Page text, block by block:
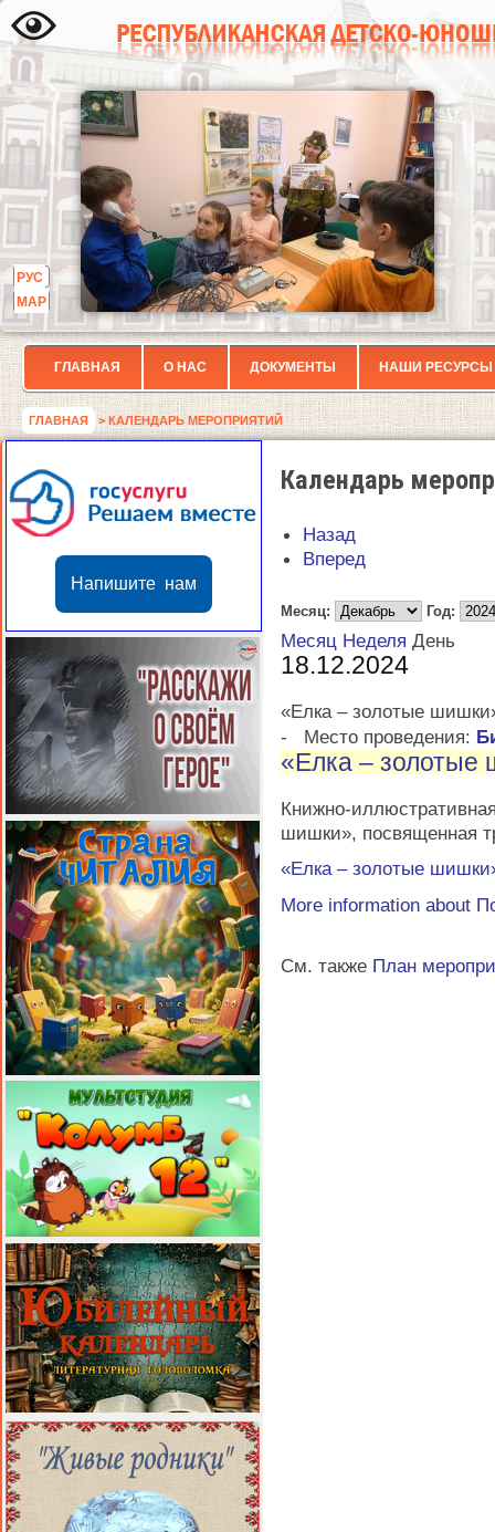
РУС
МАР
ГЛАВНАЯ О НАС ДОКУМЕНТЫ НАШИ РЕСУРСЫ
ГЛАВНАЯ > КАЛЕНДАРЬ МЕРОПРИЯТИЙ
Напишите нам
Календарь
Назад
Вперед
Месяц: Год:
Месяц Неделя День
18.12.2024
«Елка – золотые
-
Место проведения:
«Елка – золотые
Книжно-
шишки», посвященная
«Елка – золотые
More information about
См. также План